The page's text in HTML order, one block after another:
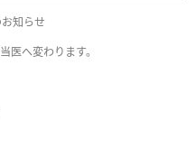
知らせ
医へ変わります。